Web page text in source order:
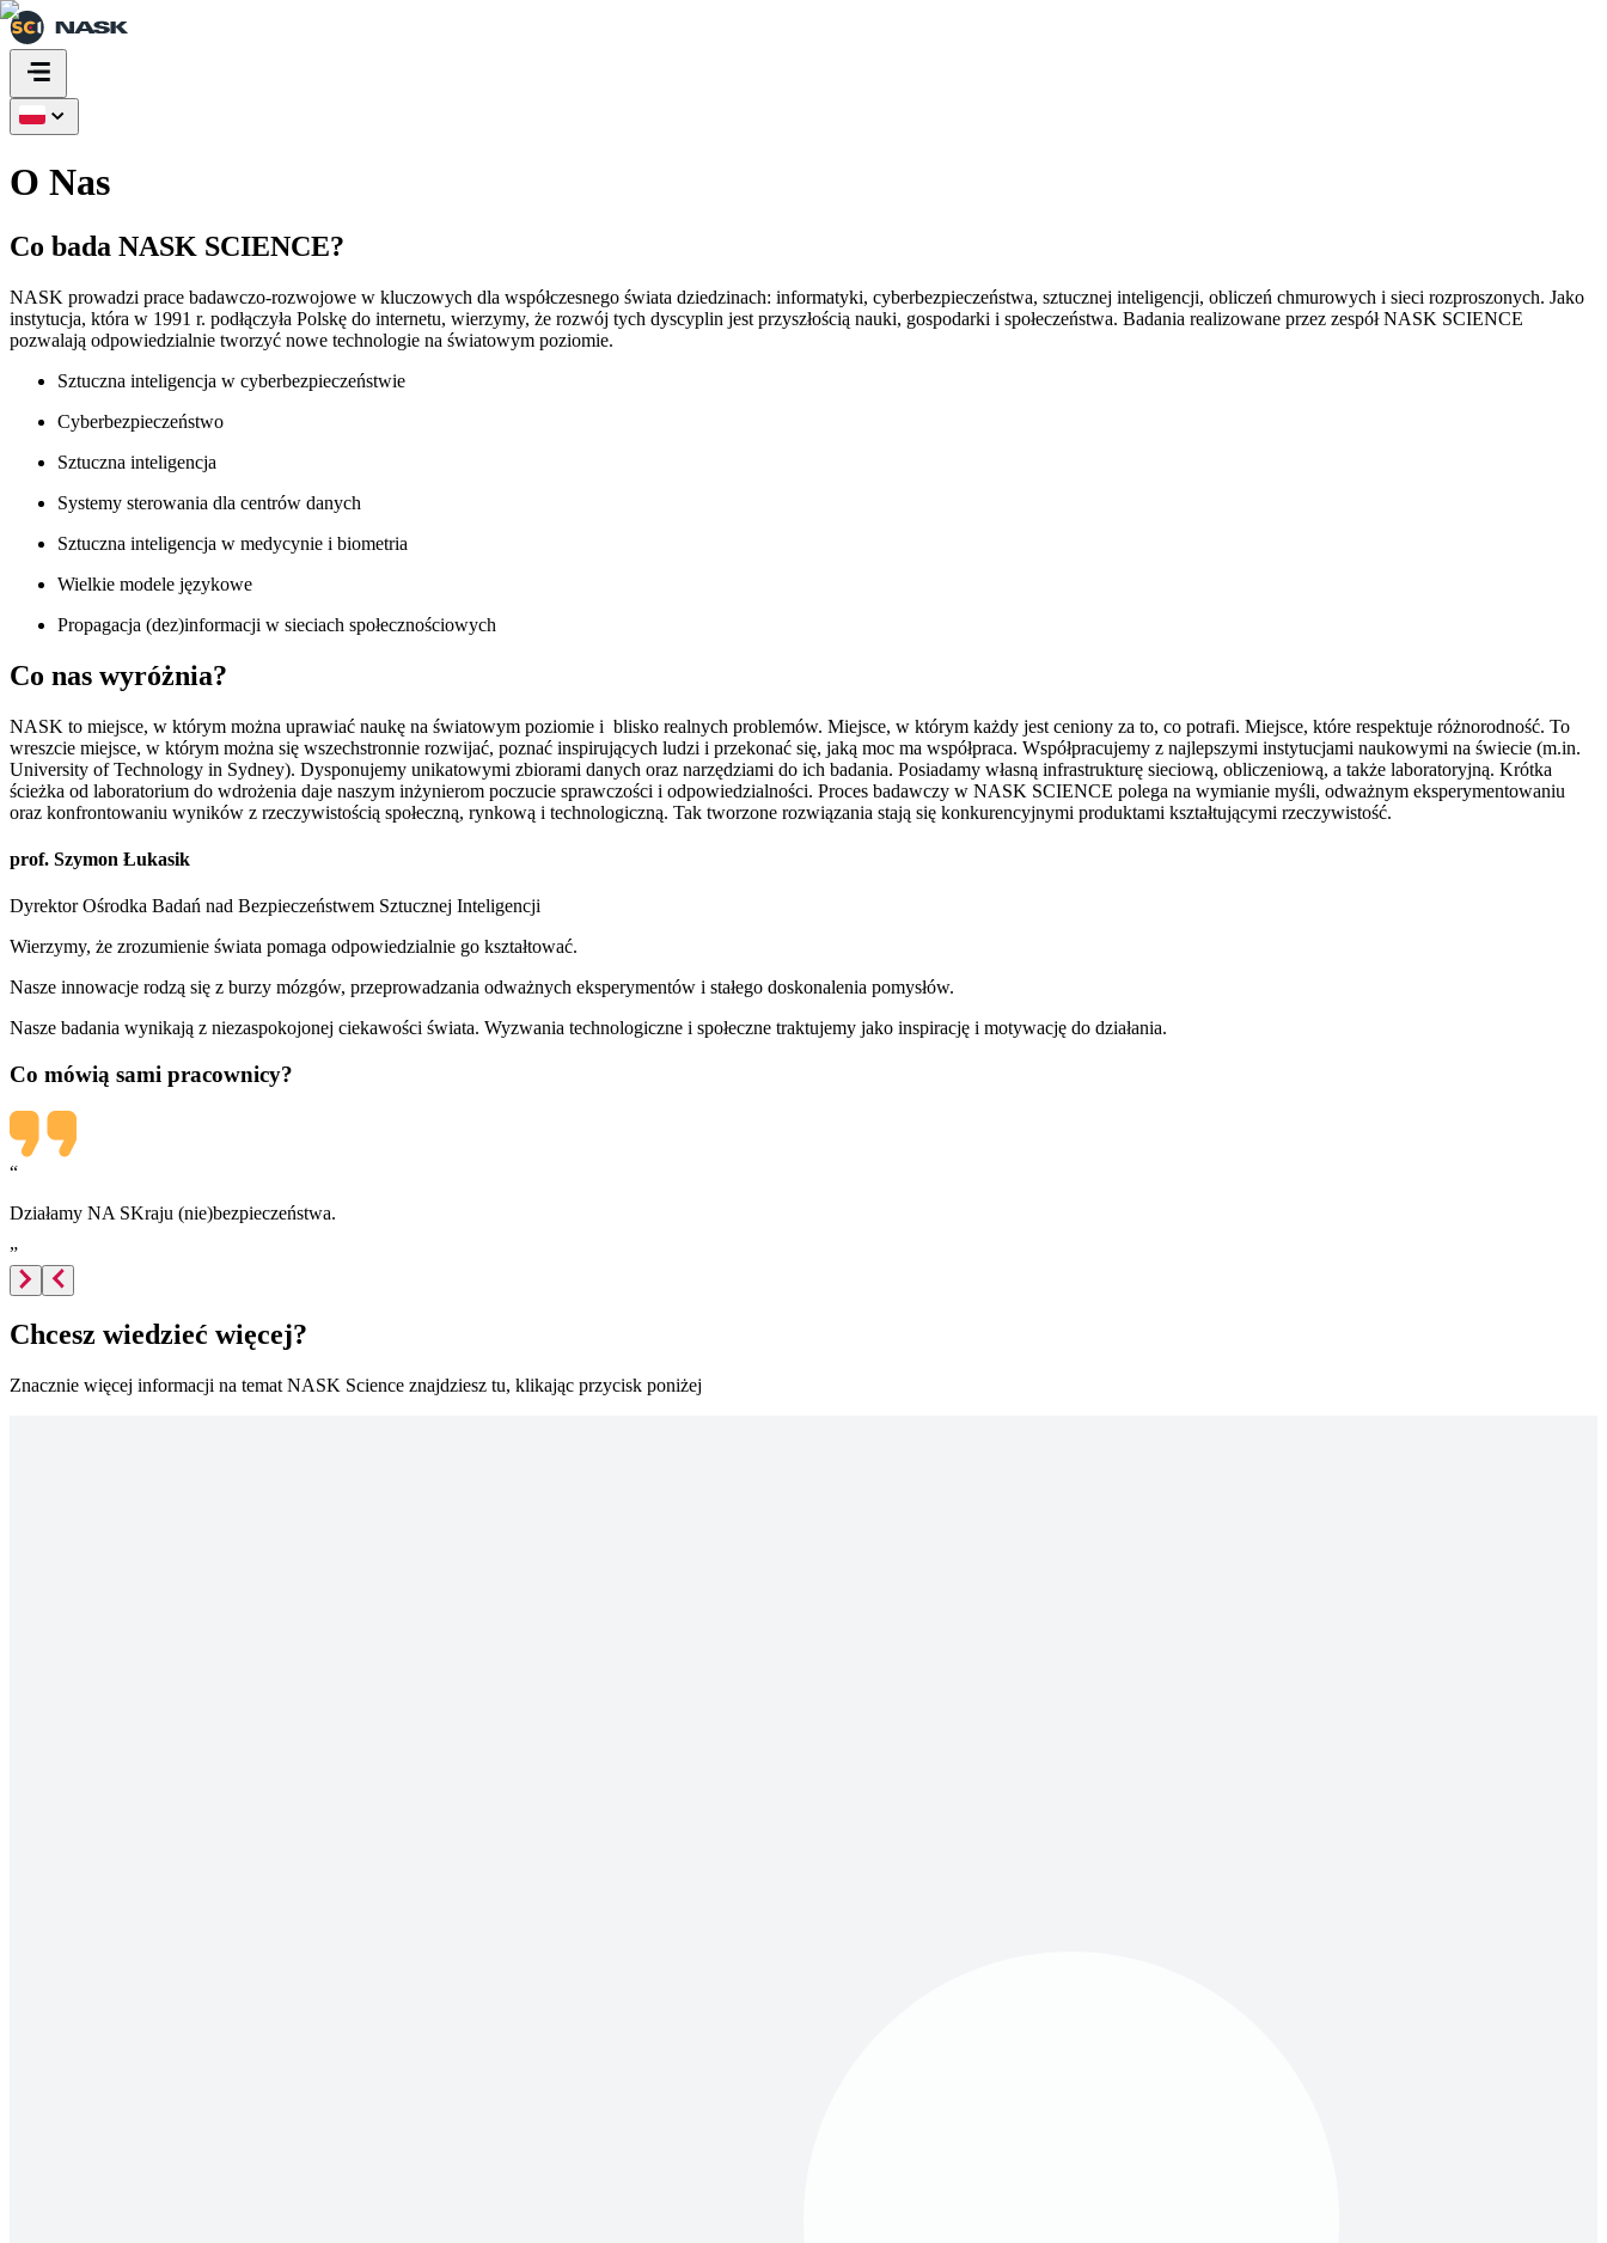
O Nas
Co bada NASK SCIENCE?
NASK prowadzi prace badawczo-rozwojowe w kluczowych dla współczesnego świata dziedzinach: informatyki, cyberbezpieczeństwa, sztucznej inteligencji, obliczeń chmurowych i sieci rozproszonych. Jako
instytucja, która w 1991 r. podłączyła Polskę do internetu, wierzymy, że rozwój tych dyscyplin jest przyszłością nauki, gospodarki i społeczeństwa. Badania realizowane przez zespół NASK SCIENCE
pozwalają odpowiedzialnie tworzyć nowe technologie na światowym poziomie.
Sztuczna inteligencja w cyberbezpieczeństwie
Cyberbezpieczeństwo
Sztuczna inteligencja
Systemy sterowania dla centrów danych
Sztuczna inteligencja w medycynie i biometria
Wielkie modele językowe
Propagacja (dez)informacji w sieciach społecznościowych
Co nas wyróżnia?
NASK to miejsce, w którym można uprawiać naukę na światowym poziomie i blisko realnych problemów. Miejsce, w którym każdy jest ceniony za to, co potrafi. Miejsce, które respektuje różnorodność. To
wreszcie miejsce, w którym można się wszechstronnie rozwijać, poznać inspirujących ludzi i przekonać się, jaką moc ma współpraca. Współpracujemy z najlepszymi instytucjami naukowymi na świecie (m.in.
University of Technology in Sydney). Dysponujemy unikatowymi zbiorami danych oraz narzędziami do ich badania. Posiadamy własną infrastrukturę sieciową, obliczeniową, a także laboratoryjną. Krótka
ścieżka od laboratorium do wdrożenia daje naszym inżynierom poczucie sprawczości i odpowiedzialności. Proces badawczy w NASK SCIENCE polega na wymianie myśli, odważnym eksperymentowaniu
oraz konfrontowaniu wyników z rzeczywistością społeczną, rynkową i technologiczną. Tak tworzone rozwiązania stają się konkurencyjnymi produktami kształtującymi rzeczywistość.
prof. Szymon Łukasik
Dyrektor Ośrodka Badań nad Bezpieczeństwem Sztucznej Inteligencji
Wierzymy, że zrozumienie świata pomaga odpowiedzialnie go kształtować.
Nasze innowacje rodzą się z burzy mózgów, przeprowadzania odważnych eksperymentów i stałego doskonalenia pomysłów.
Nasze badania wynikają z niezaspokojonej ciekawości świata. Wyzwania technologiczne i społeczne traktujemy jako inspirację i motywację do działania.
Co mówią sami pracownicy?
“
Działamy NA SKraju (nie)bezpieczeństwa.
”
Chcesz wiedzieć więcej?
Znacznie więcej informacji na temat NASK Science znajdziesz tu, klikając przycisk poniżej